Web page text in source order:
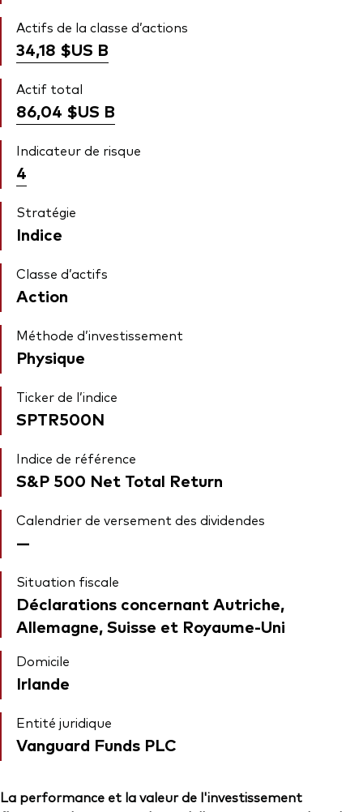
Actifs de la classe d’actions
34,18 $US B
Actif total
86,04 $US B
Indicateur de risque
4
Stratégie
Indice
Classe d’actifs
Action
Méthode d’investissement
Physique
Ticker de l’indice
SPTR500N
Indice de référence
S&P 500 Net Total Return
Calendrier de versement des dividendes
—
Situation fiscale
Déclarations concernant Autriche,
Allemagne, Suisse et Royaume-Uni
Domicile
Irlande
Entité juridique
Vanguard Funds PLC
La performance et la valeur de l'investissement